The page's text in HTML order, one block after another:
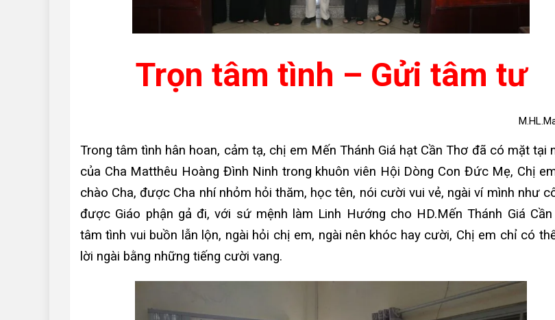
Trọn tâm tình – Gửi tâm tư
Trong tâm tình hân hoan, cảm tạ, chị em Mến Thánh Giá hạt Cần Thơ đã có mặt tại
của Cha Matthêu Hoàng Đình Ninh trong khuôn viên Hội Dòng Con Đức Mẹ, Chị
chào Cha, được Cha nhí nhỏm hỏi thăm, học tên, nói cười vui vẻ, ngài ví mình như
được Giáo phận gả đi, với sứ mệnh làm Linh Hướng cho HD.Mến Thánh Giá Cần
tâm tình vui buồn lẫn lộn, ngài hỏi chị em, ngài nên khóc hay cười, Chị em chỉ có
lời ngài bằng những tiếng cười vang.